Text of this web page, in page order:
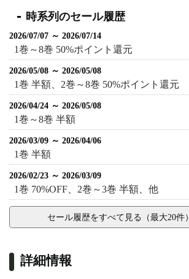
時系列のセール履歴
2026/07/07 ～ 2026/07/14
1巻～8巻 50%ポイント還元
2026/05/08 ～ 2026/05/08
1巻 半額、2巻～8巻 50%ポイント還元
2026/04/24 ～ 2026/05/08
1巻～8巻 半額
2026/03/09 ～ 2026/04/06
1巻 半額
2026/02/23 ～ 2026/03/09
1巻 70%OFF、2巻～3巻 半額、他
セール履歴をすべて見る（最大20件）
詳細情報